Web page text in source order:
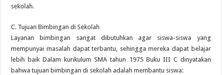
sekolah.
C. Tujuan Bimbingan di Sekolah
Layanan bimbingan sangat dibutuhkan agar siswa-siswa yang
mempunyai masalah dapat terbantu, sehingga mereka dapat belajar
lebih baik Dalam kurikulum SMA tahun 1975 Buku III C dinyatakan
bahwa tujuan bimbingan di sekolah adalah membantu siswa: